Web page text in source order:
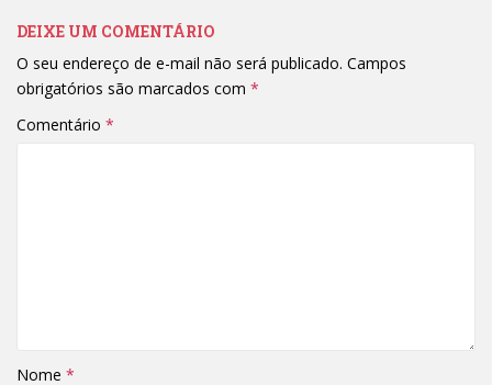
DEIXE UM COMENTÁRIO
O seu endereço de e-mail não será publicado. Campos
obrigatórios são marcados com *
Comentário *
Nome *